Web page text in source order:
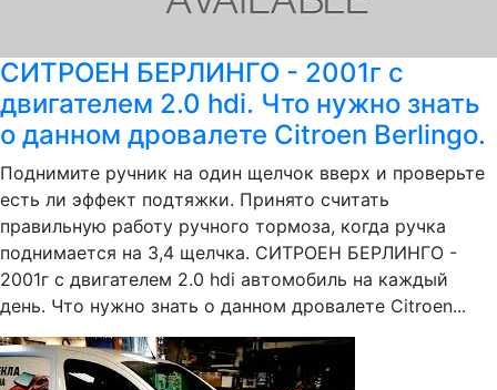
СИТРОЕН БЕРЛИНГО - 2001г с
двигателем 2.0 hdi. Что нужно знать
о данном дровалете Citroen Berlingo.
Поднимите ручник на один щелчок вверх и проверьте
есть ли эффект подтяжки. Принято считать
правильную работу ручного тормоза, когда ручка
поднимается на 3,4 щелчка. СИТРОЕН БЕРЛИНГО -
2001г с двигателем 2.0 hdi автомобиль на каждый
день. Что нужно знать о данном дровалете Citroen...